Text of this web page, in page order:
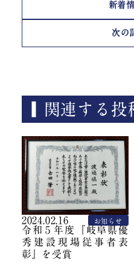
次の
新着
関連する投
2024.02.16 お知らせ
令和５年度『岐阜県優
秀建設現場従事者表
彰』を受賞